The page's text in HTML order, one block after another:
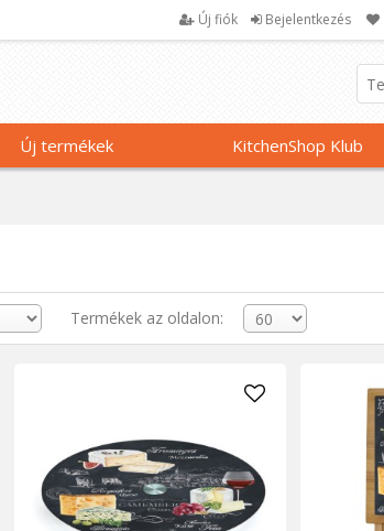
Új fiók Bejelentkezés
Új termékek KitchenShop Klub
Termékek az oldalon: